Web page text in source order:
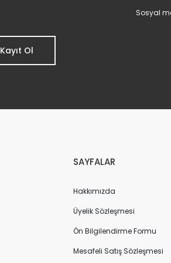
Kayıt Ol
Sosyal
SAYFALAR
Hakkımızda
Üyelik Sözleşmesi
Ön Bilgilendirme Formu
Mesafeli Satış Sözleşmesi